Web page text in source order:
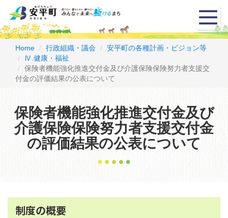
メ
ニ
ュ
Home 行政組織・議会
安平町の各種計画・ビジョン等
Ⅳ.健康・福祉
保険者機能強化推進交付金及び介護保険保険努力者支援交
付金の評価結果の公表について
保険者機能強化推進交付金及び
介護保険保険努力者支援交付金
の評価結果の公表について
制度の概要